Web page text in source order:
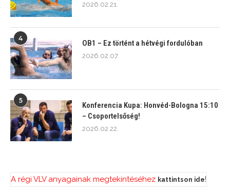
2026.02.21.
4
OB1 – Ez történt a hétvégi fordulóban
2026.02.07.
5
Konferencia Kupa: Honvéd-Bologna 15:10
– Csoportelsőség!
2026.02.22.
A régi VLV anyagainak megtekintéséhez kattintson ide!